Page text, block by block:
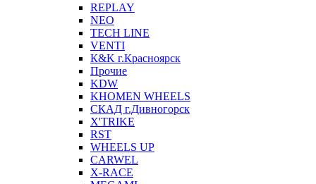
REPLAY
NEO
TECH LINE
VENTI
К&K г.Красноярск
Прочие
KDW
KHOMEN WHEELS
СКАД г.Дивногорск
X'TRIKE
RST
WHEELS UP
CARWEL
X-RACE